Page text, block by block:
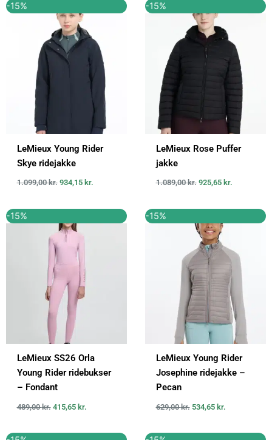
-15%
LeMieux Young Rider
Skye ridejakke
1.099,00kr.
oprindelige
pris
var:
1.099,00 kr..
934,15 kr.
aktuelle
934,15 kr..
-15%
LeMieux Rose Puffer
jakke
1.089,00kr.
oprindelige
pris
var:
1.089,00 kr..
925,65 kr.
aktuelle
925,65 kr..
-15%
LeMieux SS26 Orla
Young Rider ridebukser
– Fondant
489,00kr.
oprindelige
pris
var:
489,00 kr..
415,65 kr.
aktuelle
-15%
LeMieux Young Rider
Josephine ridejakke –
Pecan
629,00kr.
oprindelige
pris
var:
629,00 kr..
534,65 kr.
aktuelle
534,65 kr..